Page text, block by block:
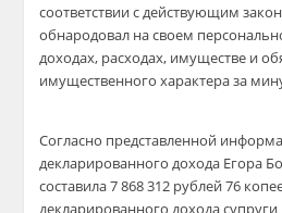
соответствии с действующим
обнародовал на своем
доходах, расходах, имуществе и
имущественного характера за
Согласно представленной
декларированного дохода Егора
составила 7 868 312 рублей 76
декларированного дохода